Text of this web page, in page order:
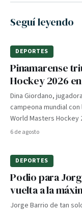
Seguí leyendo
DEPORTES
Pinamarense
Hockey 2026
Dina Giordano,
campeona mundial
World Masters Hockey
6 de agosto
DEPORTES
Podio para
vuelta a la
Jorge Barrio de tan